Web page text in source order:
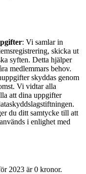
: Vi samlar in
skicka ut
syften. Detta hjälper
medlemmars behov.
skyddas genom
Vi vidtar alla
att dina uppgifter
du ditt samtycke till att
i enlighet med
2023 är 0 kronor.